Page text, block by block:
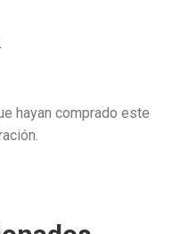
hayan comprado este